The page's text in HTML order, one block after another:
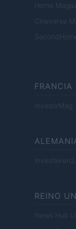
Home
Cineverse
FRANCIA
InvestirMag
REINO
News Hub